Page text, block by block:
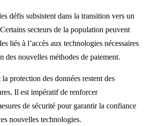
défis subsistent dans la transition vers un
secteurs de la population peuvent
liés à l’accès aux technologies nécessaires
des nouvelles méthodes de paiement.
protection des données restent des
Il est impératif de renforcer
de sécurité pour garantir la confiance
nouvelles technologies.